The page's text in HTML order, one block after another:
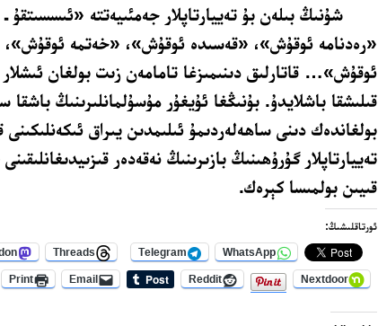
شۇنىڭ بىلەن بۇ تەييارتاپلار جەمئىيەتتە «ئىسسىتقۇ
«رەدنامە ئوقۇش»، «قەسىدە ئوقۇش»، «خەتمە
ئوقۇش»… قاتارلىق دىنىمىزغا تامامەن زىت بولغان
قىلىشقا باشلايدۇ. بۇنىڭغا ئۇيغۇر مۇسۇلمانلىرىنىڭ باشقا
بولغاندەك دىنى ساھەلەردىمۇ ئىلىمدىن يىراق
تەييارتاپلار گۇرۇھىنىڭ بازىرىنىڭ نەقەدەر
قىيىن بولمىسا كېرەك.
ئورتاقلىشىڭ:
WhatsApp
Telegram
Threads
Nextdoor
Reddit
Email
Print